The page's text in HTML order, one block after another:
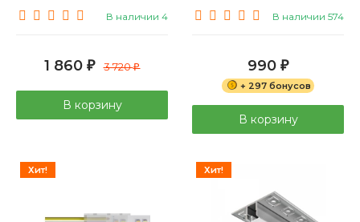
В наличии 4
1 860 ₽ 3 720₽
В корзину
В наличии 574
990 ₽
+ 297 бонусов
В корзину
Хит! Хит!